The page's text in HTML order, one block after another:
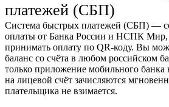
платежей (СБП)
Система быстрых платежей (СБП) —
оплаты от Банка России и НСПК
принимать оплату по QR-коду. Вы
баланс со счёта в любом российском
только приложение мобильного банка
на лицевой счёт зачисляются
плательщика не взимается.